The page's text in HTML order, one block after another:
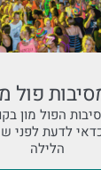
פול
הפול מון
לדעת לפני
הלילה